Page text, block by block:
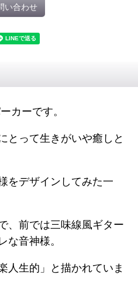
い合わせ
カーです。
とって生きがいや癒しと
をデザインしてみた一
、前では三味線風ギター
な音神様。
生的」と描かれていま